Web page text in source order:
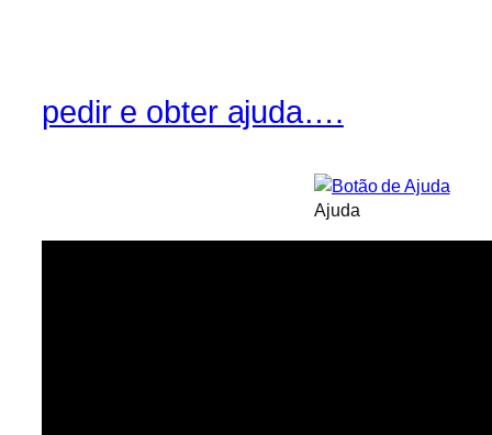
pedir e obter ajuda….
Ajuda